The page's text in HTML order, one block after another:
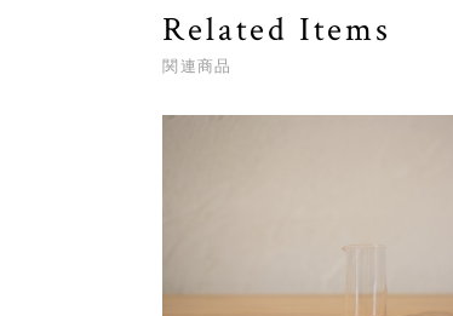
Related Items
関連商品